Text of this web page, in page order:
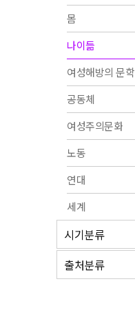
몸
나이듦
여성해방의 문학
공동체
여성주의문화
노동
연대
세계
시기분류
출처분류